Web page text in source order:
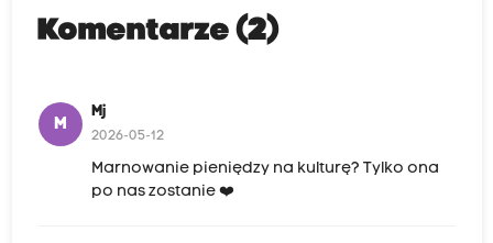
Komentarze (2)
M
Mj
2026-05-12
Marnowanie pieniędzy na kulturę? Tylko ona
po nas zostanie ❤️